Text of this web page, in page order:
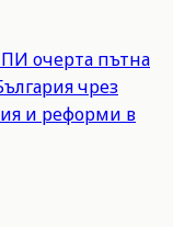
очерта пътна
чрез
и реформи в